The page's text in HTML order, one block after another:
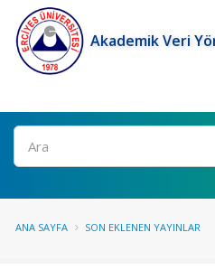
Akademik Veri
Ara
ANA SAYFA SON EKLENEN YAYINLAR